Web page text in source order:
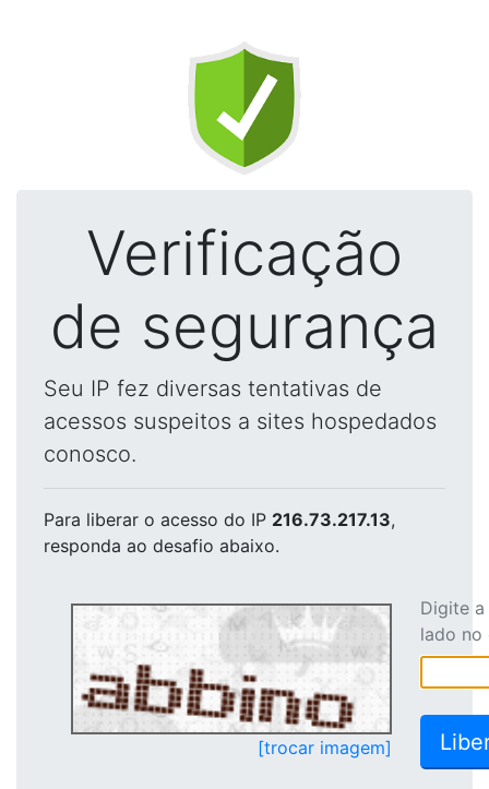
Verificação
de segurança
Seu IP fez diversas tentativas de
acessos suspeitos a sites hospedados
conosco.
Para liberar o acesso do IP 216.73.217.13,
responda ao desafio abaixo.
[trocar imagem]
Digite
lado no